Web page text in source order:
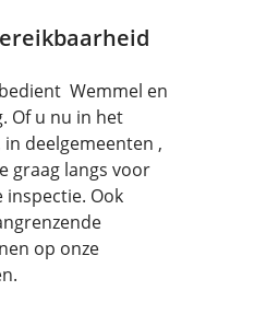
Wemmel en
Of u nu in het
deelgemeenten ,
graag langs voor
inspectie. Ook
op onze